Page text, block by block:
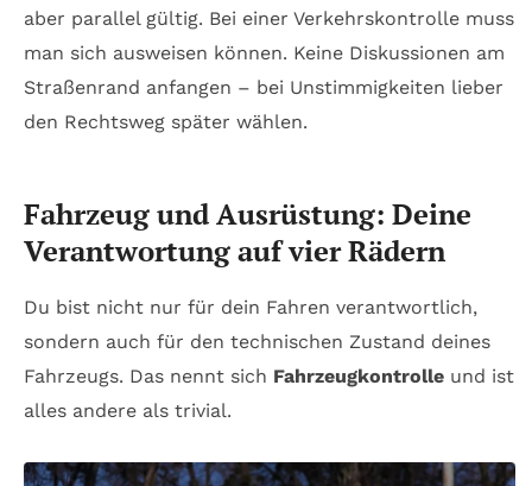
aber parallel gültig. Bei einer Verkehrskontrolle muss
man sich ausweisen können. Keine Diskussionen am
Straßenrand anfangen – bei Unstimmigkeiten lieber
den Rechtsweg später wählen.
Fahrzeug und Ausrüstung: Deine
Verantwortung auf vier Rädern
Du bist nicht nur für dein Fahren verantwortlich,
sondern auch für den technischen Zustand deines
Fahrzeugs. Das nennt sich Fahrzeugkontrolle und ist
alles andere als trivial.